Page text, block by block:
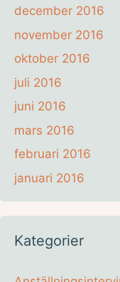
december 2016
november 2016
oktober 2016
juli 2016
juni 2016
mars 2016
februari 2016
januari 2016
Kategorier